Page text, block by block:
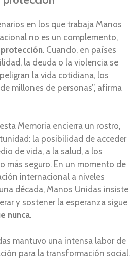
en los que trabaja Manos
no es un complemento,
. Cuando, en países
la deuda o la violencia se
la vida cotidiana, los
millones de personas”, afirma
Memoria encierra un rostro,
la posibilidad de acceder
de vida, a la salud, a los
más seguro. En un momento de
internacional a niveles
década, Manos Unidas insiste
y sostener la esperanza sigue
nunca.
mantuvo una intensa labor de
para la transformación social.